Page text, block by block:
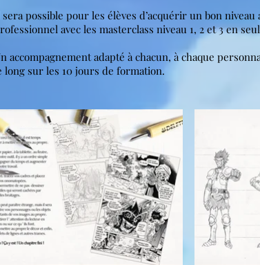
possible pour les élèves d’acquérir un bon
avec les masterclass niveau 1, 2 et 3 en
accompagnement adapté à chacun, à chaque
long sur les 10 jours de formation.